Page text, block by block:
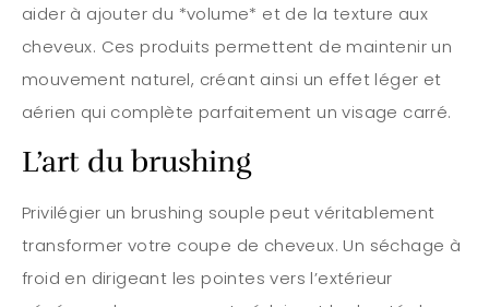
aider à ajouter du *volume* et de la texture aux
cheveux. Ces produits permettent de maintenir un
mouvement naturel, créant ainsi un effet léger et
aérien qui complète parfaitement un visage carré.
L’art du brushing
Privilégier un brushing souple peut véritablement
transformer votre coupe de cheveux. Un séchage à
froid en dirigeant les pointes vers l’extérieur